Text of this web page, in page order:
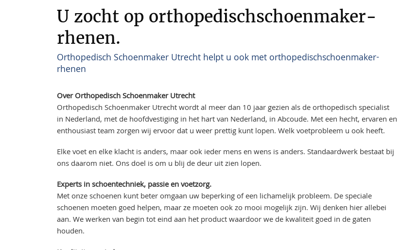
U zocht op orthopedischschoenmaker-
rhenen.
Orthopedisch Schoenmaker Utrecht helpt u ook met orthopedischschoenmaker-
rhenen
Over Orthopedisch Schoenmaker Utrecht
Orthopedisch Schoenmaker Utrecht wordt al meer dan 10 jaar gezien als de orthopedisch specialist
in Nederland, met de hoofdvestiging in het hart van Nederland, in Abcoude. Met een hecht, ervaren en
enthousiast team zorgen wij ervoor dat u weer prettig kunt lopen. Welk voetprobleem u ook heeft.
Elke voet en elke klacht is anders, maar ook ieder mens en wens is anders. Standaardwerk bestaat bij
ons daarom niet. Ons doel is om u blij de deur uit zien lopen.
Experts in schoentechniek, passie en voetzorg.
Met onze schoenen kunt beter omgaan uw beperking of een lichamelijk probleem. De speciale
schoenen moeten goed helpen, maar ze moeten ook zo mooi mogelijk zijn. Wij denken hier allebei
aan. We werken van begin tot eind aan het product waardoor we de kwaliteit goed in de gaten
houden.